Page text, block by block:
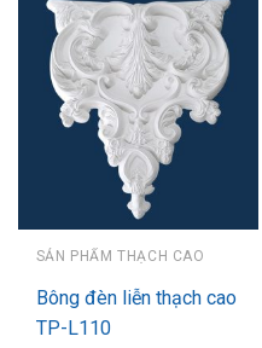
SẢN PHẨM THẠCH CAO
Bông đèn liễn thạch cao
TP-L110